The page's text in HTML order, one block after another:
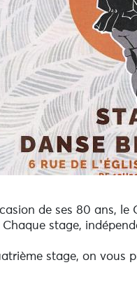
de ses 80 ans, le
Chaque stage,
stage, on vous